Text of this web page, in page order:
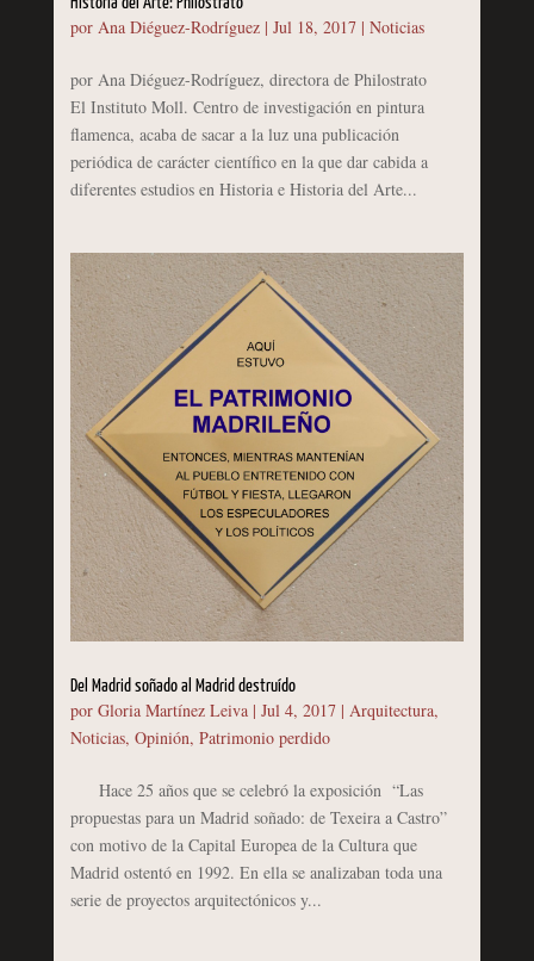
por Ana Diéguez-Rodríguez| Jul 18, 2017| Noticias
por Ana Diéguez-Rodríguez, directora de Philostrato
El Instituto Moll. Centro de investigación en pintura
flamenca, acaba de sacar a la luz una publicación
periódica de carácter científico en la que dar cabida a
diferentes estudios en Historia e Historia del Arte...
Del Madrid soñado al Madrid destruído
por Gloria Martínez Leiva| Jul 4, 2017| Arquitectura,
Noticias, Opinión, Patrimonio perdido
Hace 25 años que se celebró la exposición “Las
propuestas para un Madrid soñado: de Texeira a Castro”
con motivo de la Capital Europea de la Cultura que
Madrid ostentó en 1992. En ella se analizaban toda una
serie de proyectos arquitectónicos y...